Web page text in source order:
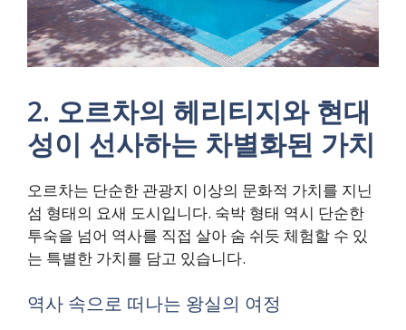
2. 오르차의 헤리티지와 현대
성이 선사하는 차별화된 가치
오르차는 단순한 관광지 이상의 문화적 가치를 지닌
섬 형태의 요새 도시입니다. 숙박 형태 역시 단순한
투숙을 넘어 역사를 직접 살아 숨 쉬듯 체험할 수 있
는 특별한 가치를 담고 있습니다.
역사 속으로 떠나는 왕실의 여정